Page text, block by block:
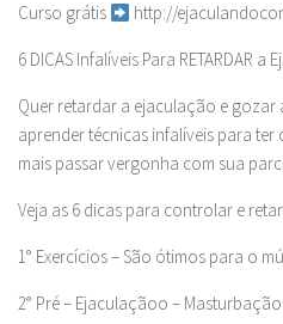
Curso grátis http://
6 DICAS Infalíveis Para RETARDAR a
Quer retardar a ejaculação e gozar
aprender técnicas infalíveis para
mais passar vergonha com sua
Veja as 6 dicas para controlar e
1° Exercícios – São ótimos para o
2° Pré – Ejaculaçãoo –